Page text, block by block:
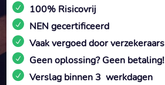
100% Risicovrij
NEN gecertificeerd
Vaak vergoed door verzekeraars
Geen oplossing? Geen betaling!
Verslag binnen 3 werkdagen